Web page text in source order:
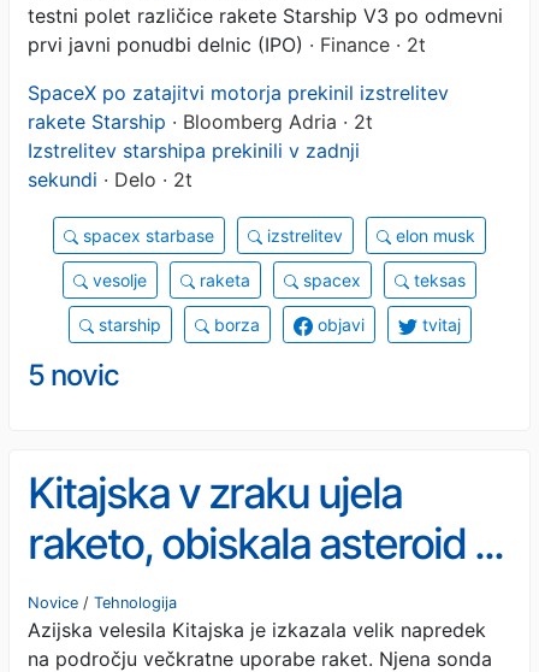
testni polet različice rakete Starship V3 po odmevni
prvi javni ponudbi delnic (IPO) · Finance · 2t
SpaceX po zatajitvi motorja prekinil izstrelitev
rakete Starship · Bloomberg Adria · 2t
Izstrelitev starshipa prekinili v zadnji
sekundi · Delo · 2t
spacex starbase izstrelitev elon musk
vesolje raketa spacex teksas
starship borza objavi tvitaj
5 novic
Kitajska v zraku ujela
raketo, obiskala asteroid ...
in pripravila načrt za
uničenje Starlinka?
Novice / Tehnologija
Azijska velesila Kitajska je izkazala velik napredek
na področju večkratne uporabe raket. Njena sonda